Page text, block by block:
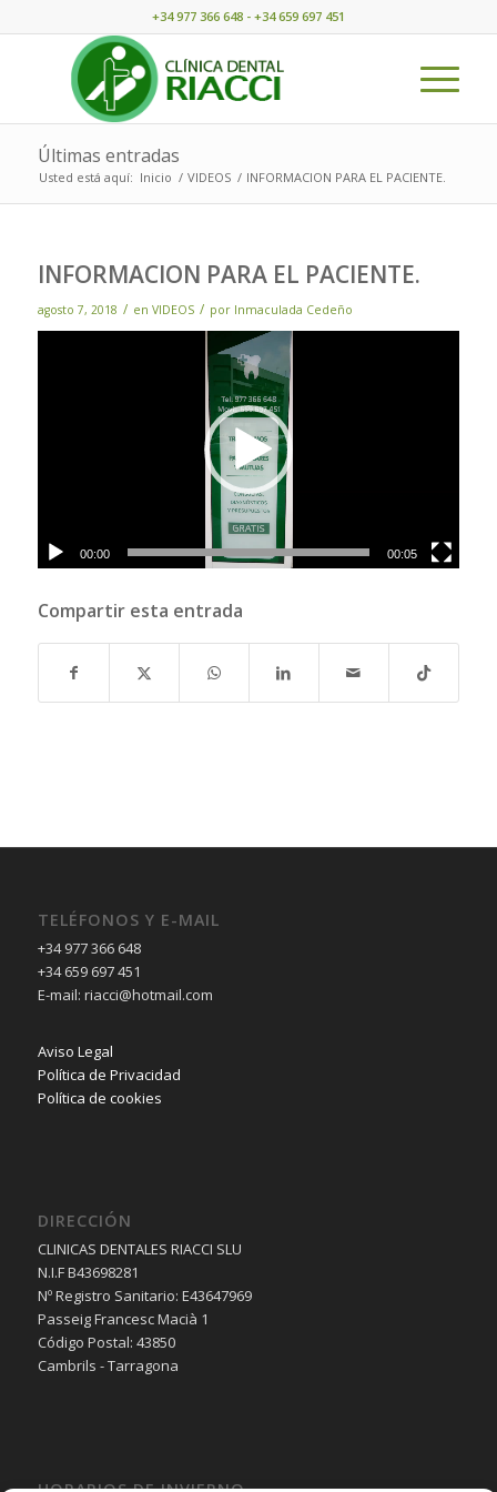
+34 977 366 648 - +34 659 697 451
Últimas entradas
Usted está aquí: Inicio / VIDEOS / INFORMACION PARA EL PACIENTE.
INFORMACION PARA EL PACIENTE.
agosto 7, 2018 / en VIDEOS / por Inmaculada Cedeño
00:00 00:05
Compartir esta entrada
TELÉFONOS Y E-MAIL
+34 977 366 648
+34 659 697 451
E-mail: riacci@hotmail.com
Aviso Legal
Política de Privacidad
Política de cookies
DIRECCIÓN
CLINICAS DENTALES RIACCI SLU
N.I.F B43698281
Nº Registro Sanitario: E43647969
Passeig Francesc Macià 1
Código Postal: 43850
Cambrils - Tarragona